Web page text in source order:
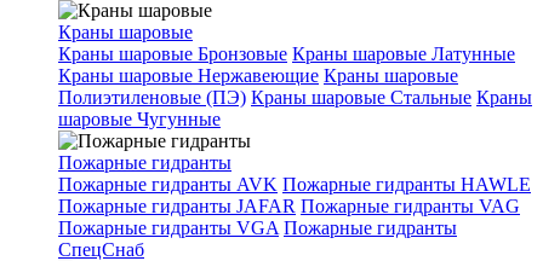
Краны шаровые
Краны шаровые Бронзовые Краны шаровые Латунные
Краны шаровые Нержавеющие Краны шаровые
Полиэтиленовые (ПЭ) Краны шаровые Стальные Краны
шаровые Чугунные
Пожарные гидранты
Пожарные гидранты AVK Пожарные гидранты HAWLE
Пожарные гидранты JAFAR Пожарные гидранты VAG
Пожарные гидранты VGA Пожарные гидранты
СпецСнаб